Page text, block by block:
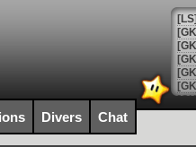
Divers Chat